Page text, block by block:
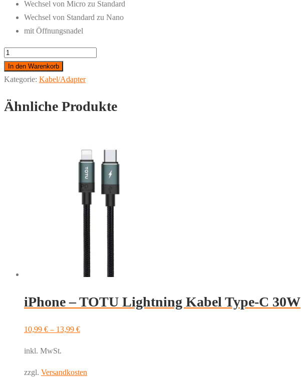
Wechsel von Micro zu Standard
Wechsel von Standard zu Nano
mit Öffnungsnadel
Sim
Karten
Adapter
4
In den Warenkorb
Kategorie: Kabel/Adapter
Ähnliche Produkte
iPhone – TOTU Lightning Kabel Type-C 30W
10,99 € – 13,99 €
inkl. MwSt.
zzgl. Versandkosten